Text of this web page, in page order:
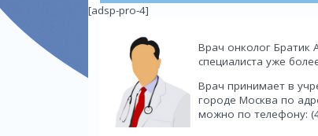
[adsp-pro-4]
Врач онколог Братик
специалиста уже
Врач принимает в
городе Москва по
можно по телефону: